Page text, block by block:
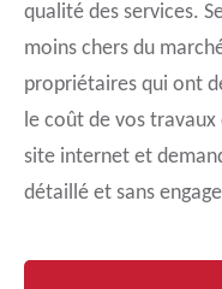
qualité des services.
moins chers du
propriétaires qui ont
le coût de vos
site internet et
détaillé et sans